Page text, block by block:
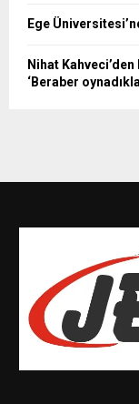
Ege
Nihat
‘Beraber